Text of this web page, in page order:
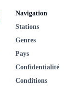
Navigation
Stations
Genres
Pays
Confidentialité
Conditions